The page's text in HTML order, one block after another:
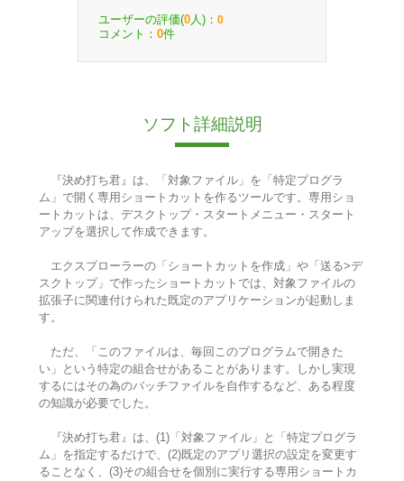
ユーザーの評価(0 人)： 0
コメント： 0件
ソフト詳細説明
『決め打ち君』は、「対象ファイル」を「特定プログラ
ム」で開く専用ショートカットを作るツールです。専用ショ
ートカットは、デスクトップ・スタートメニュー・スタート
アップを選択して作成できます。
エクスプローラーの「ショートカットを作成」や「送る>デ
スクトップ」で作ったショートカットでは、対象ファイルの
拡張子に関連付けられた既定のアプリケーションが起動しま
す。
ただ、「このファイルは、毎回このプログラムで開きた
い」という特定の組合せがあることがあります。しかし実現
するにはその為のバッチファイルを自作するなど、ある程度
の知識が必要でした。
『決め打ち君』は、(1)「対象ファイル」と「特定プログラ
ム」を指定するだけで、(2)既定のアプリ選択の設定を変更す
ることなく、(3)その組合せを個別に実行する専用ショートカ